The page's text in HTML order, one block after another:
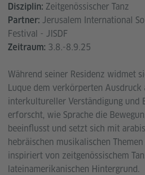
Disziplin: Zeitgenössischer Tanz
Partner: Jerusalem International
Festival - JISDF
Zeitraum: 3.8.-8.9.25
Während seiner Residenz widmet
Luque dem verkörperten Ausdruck
interkultureller Verständigung und
erforscht, wie Sprache die
beeinflusst und setzt sich mit
hebräischen musikalischen
inspiriert von zeitgenössischem
lateinamerikanischen Hintergrund.